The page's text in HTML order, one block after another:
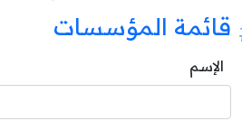
قائمة المؤسسات
الإسم